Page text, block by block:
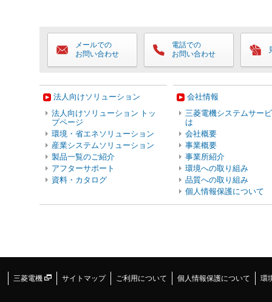
メールでの
お問い合わせ
電話での
お問い合わせ
法人向けソリューション
法人向けソリューション トッ
プページ
環境・省エネソリューション
産業システムソリューション
製品一覧のご紹介
アフターサポート
資料・カタログ
会社情報
三菱電機システムサー
は
会社概要
事業概要
事業所紹介
環境への取り組み
品質への取り組み
個人情報保護について
三菱電機 サイトマップ ご利用について 個人情報保護について 環